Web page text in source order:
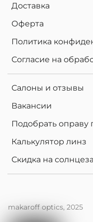
Доставка
Оферта
Политика
Согласие на
Салоны и отзывы
Вакансии
Подобрать
Калькулятор линз
Скидка на
makaroff optics, 2025